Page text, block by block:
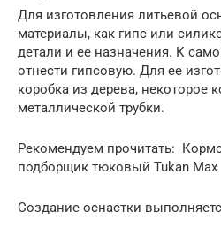
Для изготовления литьевой
материалы, как гипс или
детали и ее назначения. К
отнести гипсовую. Для ее
коробка из дерева, некоторое
металлической трубки.
Рекомендуем прочитать:
подборщик тюковый Tukan Max
Создание оснастки